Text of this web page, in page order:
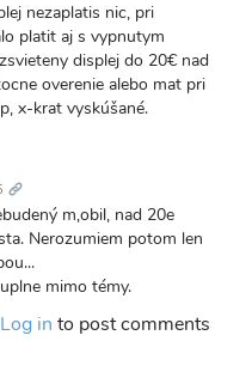
nezaplatis nic, pri
platit aj s vypnutym
displej do 20€ nad
overenie alebo mat pri
x-krat vyskúšané.
odkaz
m,obil, nad 20e
Nerozumiem potom len
mimo témy.
Log in to post comments